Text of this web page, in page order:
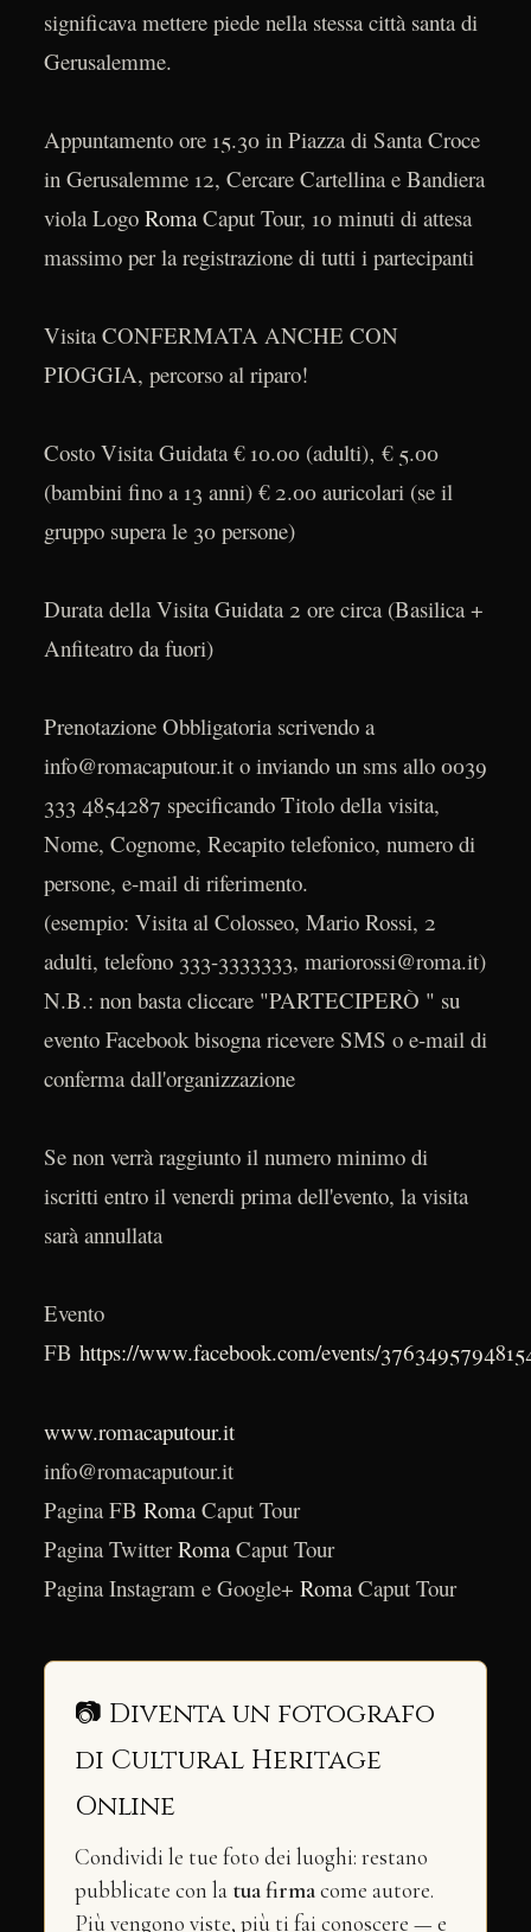
significava mettere piede nella stessa città santa di
Gerusalemme.
Appuntamento ore 15.30 in Piazza di Santa Croce
in Gerusalemme 12, Cercare Cartellina e Bandiera
viola Logo RomaCaput Tour, 10 minuti di attesa
massimo per la registrazione di tutti i partecipanti
Visita CONFERMATA ANCHE CON
PIOGGIA, percorso al riparo!
Costo Visita Guidata € 10.00 (adulti)‚ € 5.00
(bambini fino a 13 anni) € 2.00 auricolari (se il
gruppo supera le 30 persone)
Durata della Visita Guidata 2 ore circa (Basilica +
Anfiteatro da fuori)
Prenotazione Obbligatoria scrivendo a
info@romacaputour.it o inviando un sms allo 0039
333 4854287 specificando Titolo della visita,
Nome, Cognome, Recapito telefonico, numero di
persone, e-mail di riferimento.
(esempio: Visita al Colosseo, Mario Rossi, 2
adulti, telefono 333-3333333, mariorossi@roma.it)
N.B.: non basta cliccare "PARTECIPERÒ " su
evento Facebook bisogna ricevere SMS o e-mail di
conferma dall'organizzazione
Se non verrà raggiunto il numero minimo di
iscritti entro il venerdi prima dell'evento, la visita
sarà annullata
Evento
FB https://www.facebook.com/events/
www.romacaputour.it
info@romacaputour.it
Pagina FB RomaCaput Tour
Pagina TwitterRomaCaput Tour
Pagina Instagram e Google+ RomaCaput Tour
📷 Diventa un fotografo
di Cultural Heritage
Online
Condividi le tue foto dei luoghi: restano
pubblicate con la tua firmacome autore.
Più vengono viste, più ti fai conoscere — e